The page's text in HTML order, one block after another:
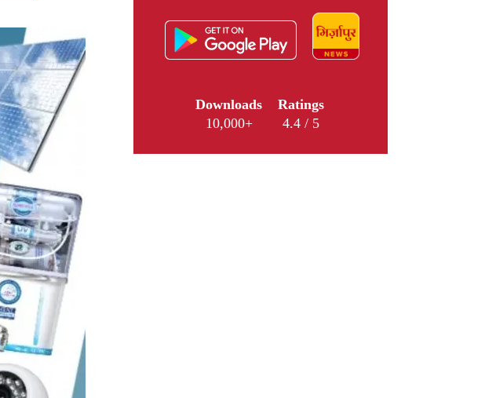
Downloads
10,000+
Ratings
4.4 / 5